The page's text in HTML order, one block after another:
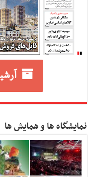
نمایشگاه ها و همایش ها